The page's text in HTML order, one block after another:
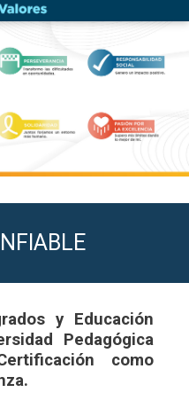
y Educación
Pedagógica
como